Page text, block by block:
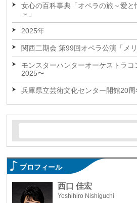
女心の百科事典「オペラの旅～愛と
～」
2025年
関西二期会 第99回オペラ公演「メリ
モンスターハンターオーケストラ
2025〜
兵庫県立芸術文化センター開館20
プロフィール
西口 佳宏
Yoshihiro Nishiguchi